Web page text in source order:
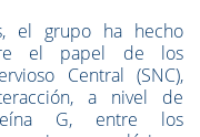
el grupo ha hecho
el papel de los
Central (SNC),
a nivel de
G, entre los